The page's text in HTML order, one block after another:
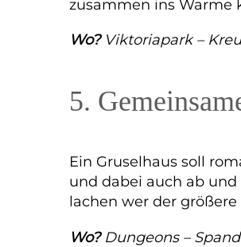
zusammen ins Warme
Wo?Viktoriapark –
5.
Ein Gruselhaus soll
und dabei auch ab
lachen wer der größere
Wo?Dungeons –